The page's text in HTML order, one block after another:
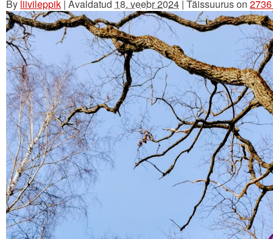
By liivileppik | Avaldatud 18. veebr 2024 | Täissuurus on